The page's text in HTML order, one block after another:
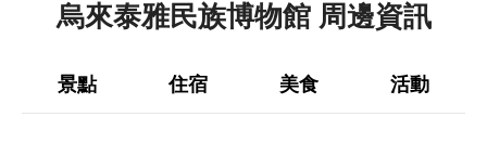
烏來泰雅民族博物館 周邊資訊
景點 住宿 美食 活動